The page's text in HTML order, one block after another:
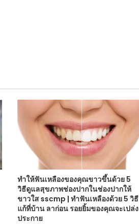
ทำให้ฟันเหลืองของคุณขาวขึ้นด้วย 5
วิธีดูแลสุขภาพช่องปากในช่องปากให้
ขาวใส sscmp | ทำฟันเหลืองด้วย 5 วิธี
แก้ที่บ้าน ลาก่อน รอยยิ้มของคุณจะเปล่ง
ประกาย